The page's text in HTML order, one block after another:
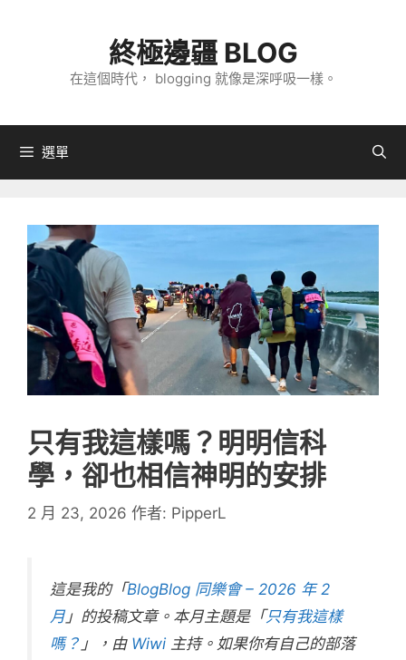
內
終極邊疆 BLOG
在這個時代， blogging 就像是深呼吸一樣。
選單
只有我這樣嗎？明明信科
學，卻也相信神明的安排
2 月 23, 2026 作者: PipperL
這是我的「BlogBlog 同樂會 – 2026 年 2
月 」的投稿文章。本月主題是「只有我這樣
嗎？ 」，由 Wiwi 主持。如果你有自己的部落